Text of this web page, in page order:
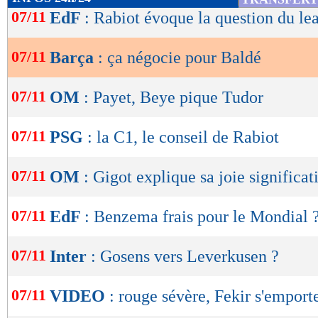
de
OK
07/11 EdF : Rabiot évoque la question du
07/11 Barça : ça négocie pour Baldé
07/11 OM : Payet, Beye pique Tudor
07/11 PSG : la C1, le conseil de Rabiot
07/11 OM : Gigot explique sa joie
07/11 EdF : Benzema frais pour le Mondial
07/11 Inter : Gosens vers Leverkusen ?
07/11 VIDEO : rouge sévère, Fekir